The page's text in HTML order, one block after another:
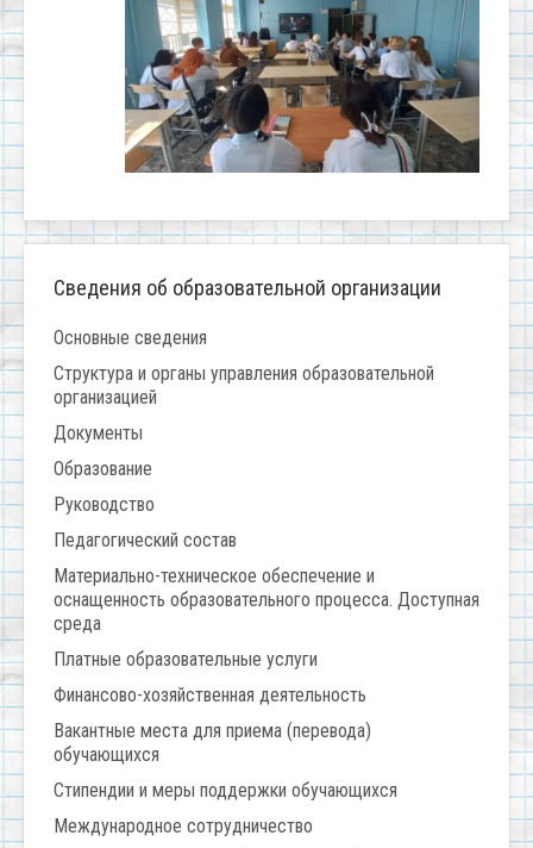
Сведения об образовательной организации
Основные сведения
Структура и органы управления образовательной
организацией
Документы
Образование
Руководство
Педагогический состав
Материально-техническое обеспечение и
оснащенность образовательного процесса. Доступная
среда
Платные образовательные услуги
Финансово-хозяйственная деятельность
Вакантные места для приема (перевода)
обучающихся
Стипендии и меры поддержки обучающихся
Международное сотрудничество